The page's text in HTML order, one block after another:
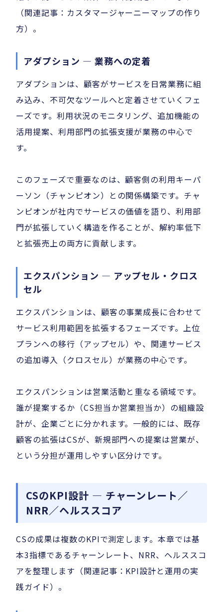
（関連記事：カスタマージャーニーマップの作り
方）。
アダプション — 業務への定着
アダプションは、顧客がサービスを日常業務に組
み込み、不可欠なツールへと定着させていくフェ
ーズです。利用状況のモニタリング、追加機能の
活用提案、利用部門の拡張支援が業務の中心で
す。
このフェーズで重要なのは、顧客側の利用キーパ
ーソン（チャンピオン）との関係構築です。チャ
ンピオンが社内でサービスの価値を語り、利用部
門が拡張していく構造を作ることが、解約率低下
と拡張売上の両方に貢献します。
エクスパンション — アップセル・クロス
セル
エクスパンションは、顧客の事業成長に合わせて
サービス利用範囲を拡張するフェーズです。上位
プランへの移行（アップセル）や、関連サービス
の追加導入（クロスセル）が業務の中心です。
エクスパンションは営業活動と重なる領域です。
誰が提案するか（CS担当か営業担当か）の組織設
計が、企業ごとに分かれます。一般的には、既存
顧客の拡張はCSが、新規部門への提案は営業が、
という分担が運用しやすい区分けです。
CSのKPI設計 — チャーンレート／
NRR／ヘルススコア
CSの成果は複数のKPIで測定します。本章では基
本3指標であるチャーンレート、NRR、ヘルススコ
アを整理します（関連記事：KPI設計と運用の実
践ガイド）。